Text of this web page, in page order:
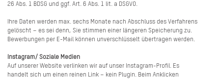
26 Abs. 1 BDSG und ggf. Art. 6 Abs. 1 lit. a DSGVO.
Ihre Daten werden max. sechs Monate nach Abschluss des Verfahrens
gelöscht – es sei denn, Sie stimmen einer längeren Speicherung zu.
Bewerbungen per E-Mail können unverschlüsselt übertragen werden.
Instagram/ Soziale Medien
Auf unserer Website verlinken wir auf unser Instagram-Profil. Es
handelt sich um einen reinen Link – kein Plugin. Beim Anklicken